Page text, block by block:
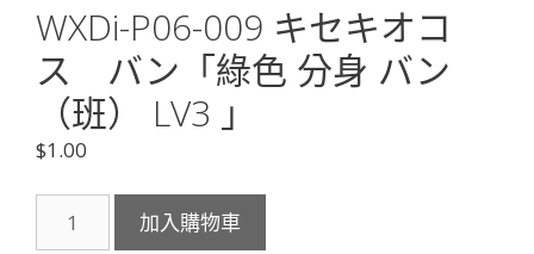
WXDi-P06-009 キセキオコ
ス バン「綠色 分身 バン
（班） LV3 」
$1.00
P06-
加入購物車